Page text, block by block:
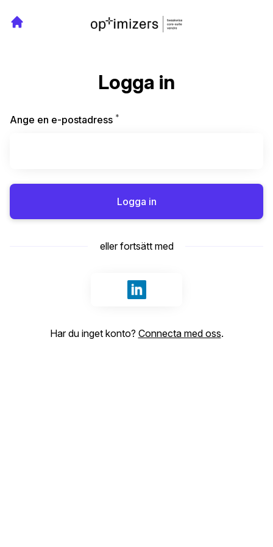
Logga in
Ange en e-postadress *
Logga in
eller fortsätt med
Logga in med LinkedIn
Har du inget konto? Connecta med oss.